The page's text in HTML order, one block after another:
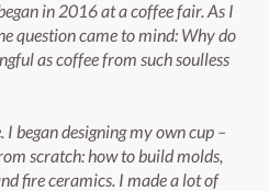
in 2016 at a coffee fair. As I
question came to mind: Why do
as coffee from such soulless
began designing my own cup –
scratch: how to build molds,
fire ceramics. I made a lot of